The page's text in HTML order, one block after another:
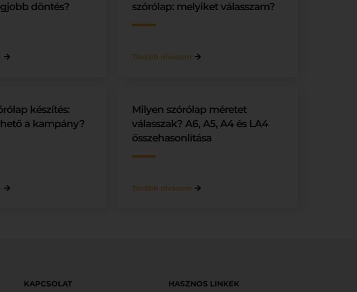
döntés?
szórólap: melyiket válasszam?
Tovább olvasom
készítés:
a kampány?
Milyen szórólap méretet
válasszak? A6, A5, A4 és LA4
összehasonlítása
Tovább olvasom
KAPCSOLAT HASZNOS LINKEK